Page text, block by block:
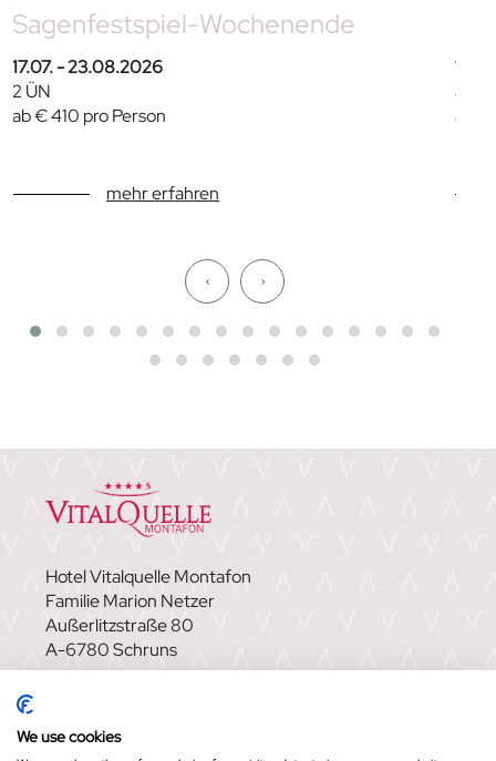
We use cookies
Sagenfestspiel-Wochenende
17.07. - 23.08.2026
2 ÜN
ab € 410 pro Person
mehr erfahren
ab 4
ab €
‹ ›
Hotel Vitalquelle Montafon
Familie Marion Netzer
Außerlitzstraße 80
A-6780 Schruns
WELLNESSHOTEL IN SCHRUNS